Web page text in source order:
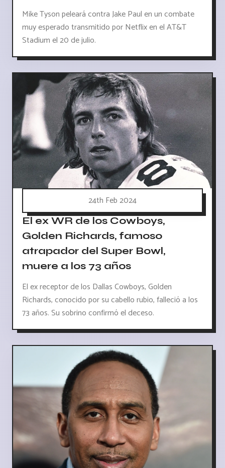
Mike Tyson peleará contra Jake Paul en un combate
muy esperado transmitido por Netflix en el AT&T
Stadium el 20 de julio.
24th Feb 2024
El ex WR de los Cowboys,
Golden Richards, famoso
atrapador del Super Bowl,
muere a los 73 años
El ex receptor de los Dallas Cowboys, Golden
Richards, conocido por su cabello rubio, falleció a los
73 años. Su sobrino confirmó el deceso.